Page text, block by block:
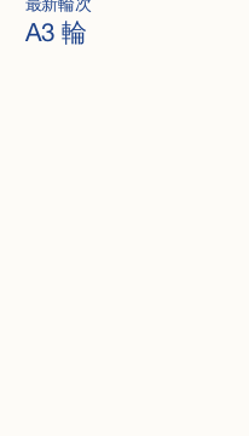
最新輪次
A3 輪